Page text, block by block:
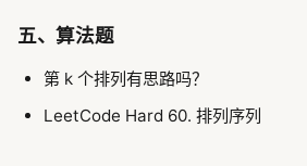
五、算法题
第 k 个排列有思路吗？
LeetCode Hard 60. 排列序列